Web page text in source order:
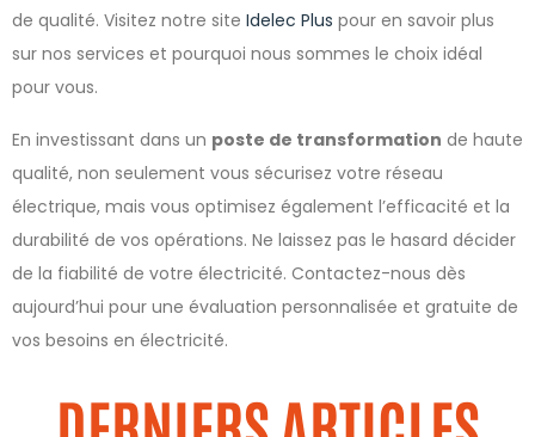
de qualité. Visitez notre site Idelec Plus pour en savoir plus
sur nos services et pourquoi nous sommes le choix idéal
pour vous.
En investissant dans un poste de transformation de haute
qualité, non seulement vous sécurisez votre réseau
électrique, mais vous optimisez également l’efficacité et la
durabilité de vos opérations. Ne laissez pas le hasard décider
de la fiabilité de votre électricité. Contactez-nous dès
aujourd’hui pour une évaluation personnalisée et gratuite de
vos besoins en électricité.